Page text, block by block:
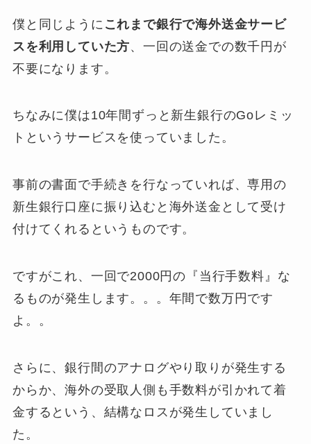
僕と同じように これまで銀行で海外送金サービ
スを利用していた方、一回の送金での数千円が
不要になります 。
ちなみに僕は10年間ずっと新生銀行のGoレミッ
トというサービスを使っていました。
事前の書面で手続きを行なっていれば、専用の
新生銀行口座に振り込むと海外送金として受け
付けてくれるというものです。
ですがこれ、一回で2000円の『当行手数料』な
るものが発生します。。。年間で数万円です
よ。。
さらに、銀行間のアナログやり取りが発生する
からか、海外の受取人側も手数料が引かれて着
金するという、結構なロスが発生していまし
た。